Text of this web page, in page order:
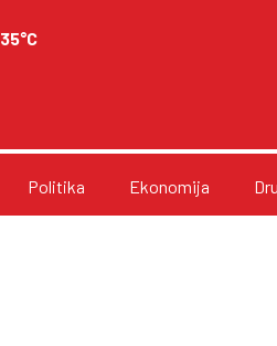
35°C
Politika Ekonomija